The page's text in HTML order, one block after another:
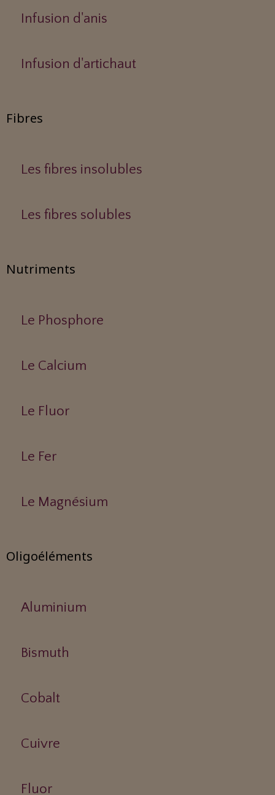
Infusion d'anis
Infusion d'artichaut
Fibres
Les fibres insolubles
Les fibres solubles
Nutriments
Le Phosphore
Le Calcium
Le Fluor
Le Fer
Le Magnésium
Oligoéléments
Aluminium
Bismuth
Cobalt
Cuivre
Fluor